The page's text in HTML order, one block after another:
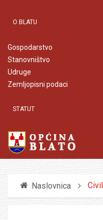
O BLATU
Gospodarstvo
Stanovništvo
Udruge
Zemljopisni podaci
STATUT
Naslovnica